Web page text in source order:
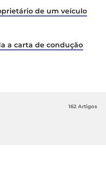
de um veículo
a carta de condução
162 Artigos